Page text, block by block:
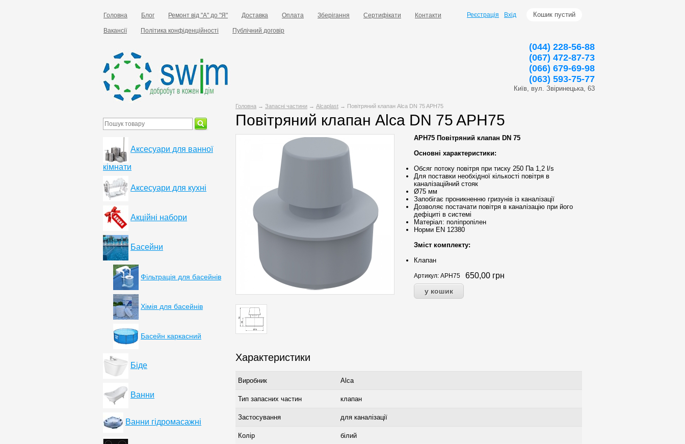
Головна Блог Ремонт від "А" до "Я" Доставка Оплата Зберігання Сертифікати Контакти
Вакансії Політика конфіденційності Публічний договір
Кошик пустий
Реєстрація Вхід
(044) 228-56-88
(067) 472-87-73
(066) 679-69-98
(063) 593-75-77
Київ, вул. Звіринецька, 63
Головна → Запасні частини → Alcaplast → Повітряний клапан Alca DN 75 APH75
Повітряний клапан Alca DN 75 APH75
APH75 Повітряний клапан DN 75
Основні характеристики:
Обсяг потоку повітря при тиску 250 Па 1,2 l/s
Для поставки необхідної кількості повітря в
каналізаційний стояк
Ø75 мм
Запобігає проникненню гризунів із каналізації
Дозволяє постачати повітря в каналізацію при його
дефіциті в системі
Матеріал: поліпропілен
Норми EN 12380
Зміст комплекту:
Клапан
Артикул: APH75 650,00 грн
Характеристики
Виробник Alca
Тип запасних частин клапан
Застосування для каналізації
Колір білий
Аксесуари для ванної
кімнати
Аксесуари для кухні
Акційні набори
Басейни
Фільтрація для басейнів
Хімія для басейнів
Басейн каркасний
Біде
Ванни
Ванни гідромасажні